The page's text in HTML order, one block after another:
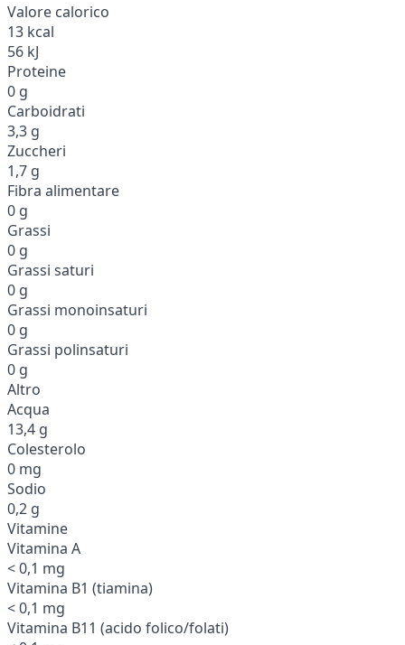
Valore calorico
13 kcal
56 kJ
Proteine
0 g
Carboidrati
3,3 g
Zuccheri
1,7 g
Fibra alimentare
0 g
Grassi
0 g
Grassi saturi
0 g
Grassi monoinsaturi
0 g
Grassi polinsaturi
0 g
Altro
Acqua
13,4 g
Colesterolo
0 mg
Sodio
0,2 g
Vitamine
Vitamina A
< 0,1 mg
Vitamina B1 (tiamina)
< 0,1 mg
Vitamina B11 (acido folico/folati)